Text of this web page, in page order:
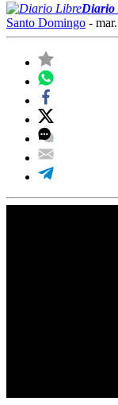
Diario
Santo Domingo -